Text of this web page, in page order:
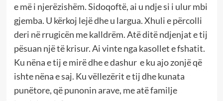
e më i njerëzishëm. Sidoqoftë, ai u ndje si i ulur mbi
gjemba. U kërkoj lejë dhe u largua. Xhuli e përcolli
deri në rrugicën me kalldrëm. Atë ditë ndjenjat e tij
pësuan një të krisur. Ai vinte nga kasollet e fshatit.
Ku nëna e tij e mirë dhe e dashur e ku ajo zonjë që
ishte nëna e saj. Ku vëllezërit e tij dhe kunata
punëtore, që punonin arave, me atë familje